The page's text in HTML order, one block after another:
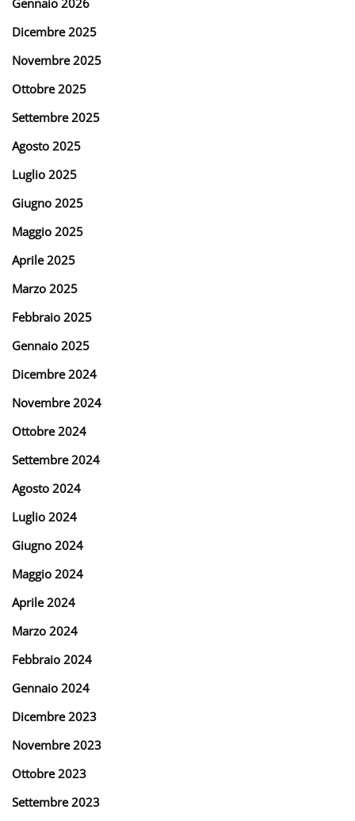
Dicembre 2025
Novembre 2025
Ottobre 2025
Settembre 2025
Agosto 2025
Luglio 2025
Giugno 2025
Maggio 2025
Aprile 2025
Marzo 2025
Febbraio 2025
Gennaio 2025
Dicembre 2024
Novembre 2024
Ottobre 2024
Settembre 2024
Agosto 2024
Luglio 2024
Giugno 2024
Maggio 2024
Aprile 2024
Marzo 2024
Febbraio 2024
Gennaio 2024
Dicembre 2023
Novembre 2023
Ottobre 2023
Settembre 2023